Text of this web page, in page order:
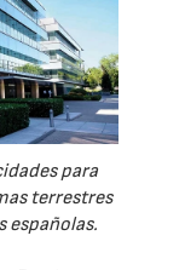
para
terrestres
españolas.